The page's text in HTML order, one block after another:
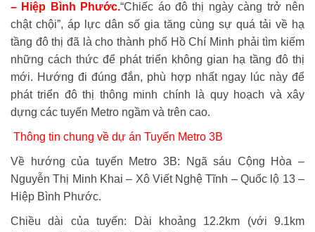
– Hiệp Bình Phước.“Chiếc áo đô thị ngày càng trở nên
chật chội”, áp lực dân số gia tăng cùng sự quá tải về hạ
tầng đô thị đã là cho thành phố Hồ Chí Minh phải tìm kiếm
những cách thức để phát triển không gian hạ tầng đô thị
mới. Hướng đi đúng đắn, phù hợp nhất ngay lúc này để
phát triển đô thị thông minh chính là quy hoạch và xây
dựng các tuyến Metro ngầm và trên cao.
Thông tin chung về dự án Tuyến Metro 3B
Về hướng của tuyến Metro 3B: Ngã sáu Cộng Hòa –
Nguyễn Thị Minh Khai – Xô Viết Nghệ Tĩnh – Quốc lộ 13 –
Hiệp Bình Phước.
Chiều dài của tuyến: Dài khoảng 12.2km (với 9.1km